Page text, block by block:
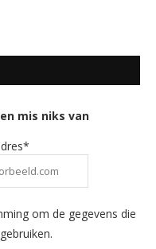
mis niks van
om de gegevens die